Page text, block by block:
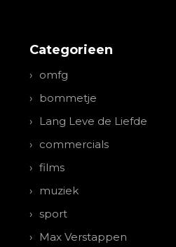
Categorieen
omfg
bommetje
Lang Leve de Liefde
commercials
films
muziek
sport
Max Verstappen